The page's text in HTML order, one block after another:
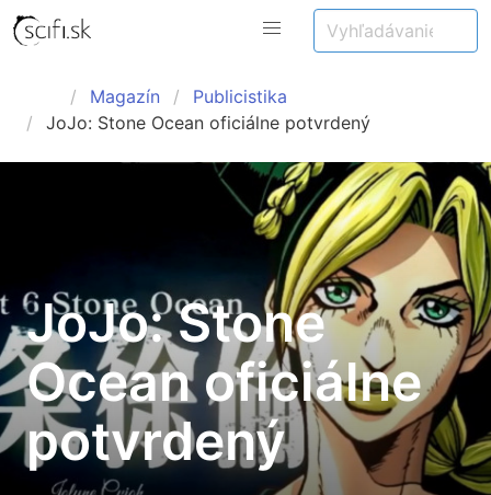
Magazín
Publicistika
JoJo: Stone Ocean oficiálne potvrdený
JoJo: Stone
Ocean oficiálne
potvrdený